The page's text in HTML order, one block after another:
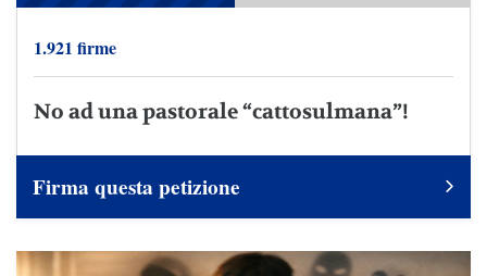
1.921 firme
No ad una pastorale “cattosulmana”!
Firma questa petizione